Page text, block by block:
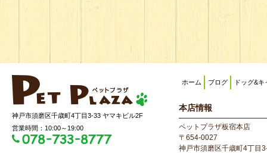
神戸市須磨区千歳町4丁目3-33 ヤマキビル2F
営業時間：10:00～19:00
ホーム ブログ ドッグ&キ
本店情報
ペットプラザ板宿本店
〒654-0027
神戸市須磨区千歳町4丁目